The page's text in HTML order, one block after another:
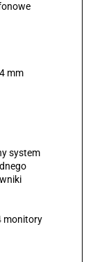
mm
system
monitory